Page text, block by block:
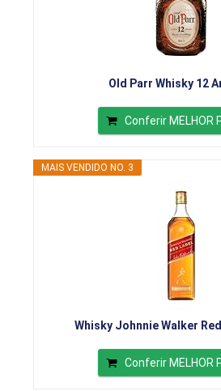
Old Parr Whisky 12
Conferir MELHOR
MAIS VENDIDO NO. 3
Whisky Johnnie Walker
Conferir MELHOR